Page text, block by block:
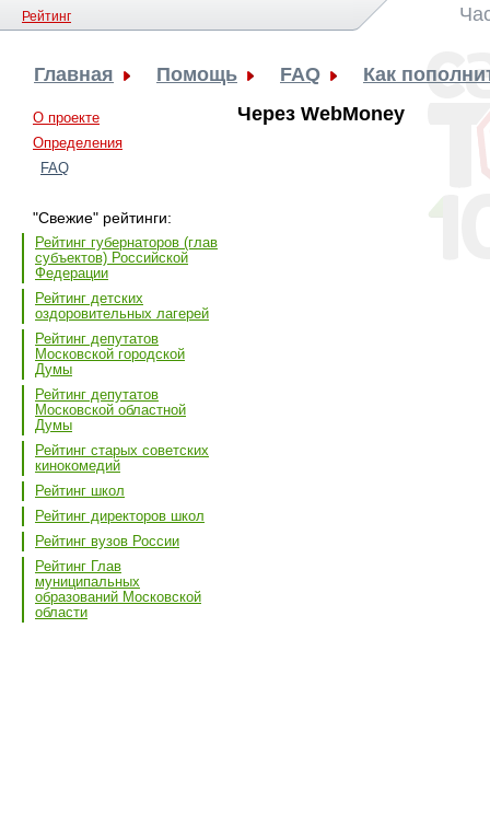
Рейтинг
Главная Помощь FAQ Как
О проекте
Определения
FAQ
"Свежие" рейтинги:
Рейтинг губернаторов (глав
субъектов) Российской
Федерации
Рейтинг детских
оздоровительных лагерей
Рейтинг депутатов
Московской городской
Думы
Рейтинг депутатов
Московской областной
Думы
Рейтинг старых советских
кинокомедий
Рейтинг школ
Рейтинг директоров школ
Рейтинг вузов России
Рейтинг Глав
муниципальных
образований Московской
области
Через WebMoney